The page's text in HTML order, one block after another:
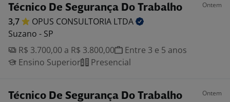
Técnico De Segurança Do Trabalho Ontem
3,7 OPUS CONSULTORIA LTDA
Suzano - SP
R$ 3.700,00 a R$ 3.800,00
Entre 3 e 5 anos
Ensino Superior
Presencial
Técnico De Segurança Do Trabalho Ontem